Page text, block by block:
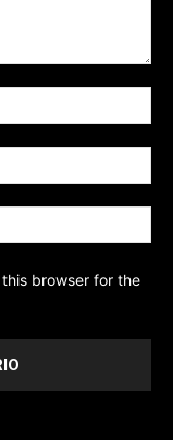
browser for the